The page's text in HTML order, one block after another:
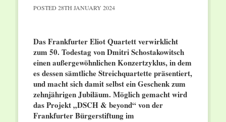
POSTED 28TH JANUARY 2024
Das Frankfurter Eliot Quartett verwirklicht
zum 50. Todestag von Dmitri Schostakowitsch
einen außergewöhnlichen Konzertzyklus, in dem
es dessen sämtliche Streichquartette präsentiert,
und macht sich damit selbst ein Geschenk zum
zehnjährigen Jubiläum. Möglich gemacht wird
das Projekt „DSCH & beyond“ von der
Frankfurter Bürgerstiftung im